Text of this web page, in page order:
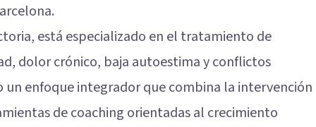
está especializado en el tratamiento de
dolor crónico, baja autoestima y conflictos
un enfoque integrador que combina la intervención
de coaching orientadas al crecimiento